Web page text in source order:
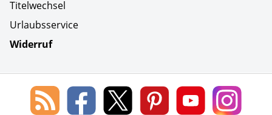
Titelwechsel
Urlaubsservice
Widerruf
Social Media
Blog
des
Lorenz
Leserservice
Lorenz
Leserservice
Lorenz
Leserservice
Lorenz
Leserservice
Lorenz